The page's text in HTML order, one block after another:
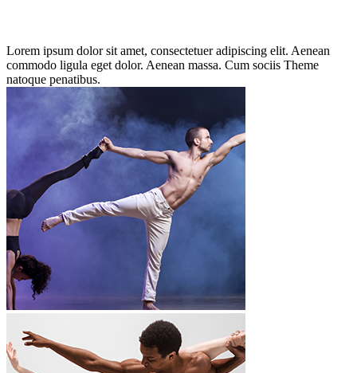
Lorem ipsum dolor sit amet, consectetuer adipiscing elit. Aenean
commodo ligula eget dolor. Aenean massa. Cum sociis Theme
natoque penatibus.